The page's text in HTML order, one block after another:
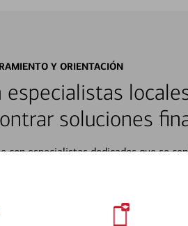
Y ORIENTACIÓN
especialistas
soluciones
con especialistas dedicados que se
que necesita, en cualquier
hasta el ahorro para grandes
crecimiento de su negocio, su futuro
un especialista trabajará con usted